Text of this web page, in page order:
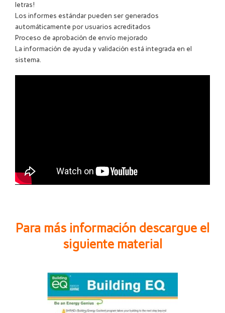
letras!
Los informes estándar pueden ser generados
automáticamente por usuarios acreditados
Proceso de aprobación de envío mejorado
La información de ayuda y validación está integrada en el
sistema.
Para más información descargue el
siguiente material